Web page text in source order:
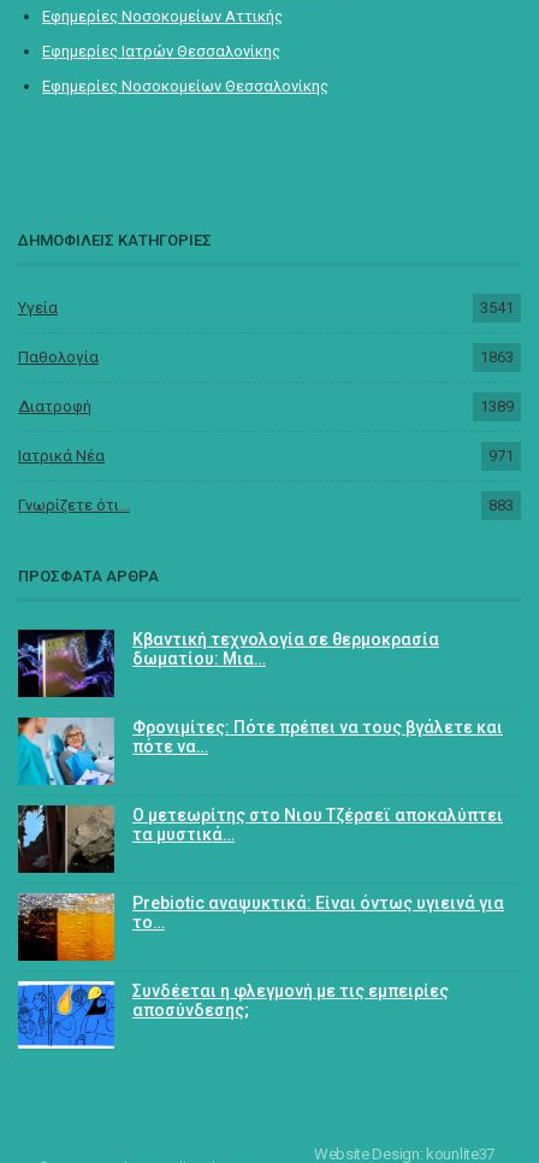
Εφημερίες Νοσοκομείων Αττικής
Εφημερίες Ιατρών Θεσσαλονίκης
Εφημερίες Νοσοκομείων Θεσσαλονίκης
ΔΗΜΟΦΙΛΕΙΣ ΚΑΤΗΓΟΡΙΕΣ
Υγεία 3541
Παθολογία 1863
Διατροφή 1389
Ιατρικά Νέα 971
Γνωρίζετε ότι... 883
ΠΡΟΣΦΑΤΑ ΑΡΘΡΑ
Κβαντική τεχνολογία σε θερμοκρασία
δωματίου: Μια…
Φρονιμίτες: Πότε πρέπει να τους βγάλετε και
πότε να…
Ο μετεωρίτης στο Νιου Τζέρσεϊ αποκαλύπτει
τα μυστικά…
Prebiotic αναψυκτικά: Είναι όντως υγιεινά για
το…
Συνδέεται η φλεγμονή με τις εμπειρίες
αποσύνδεσης;
Website Design: kounlite37